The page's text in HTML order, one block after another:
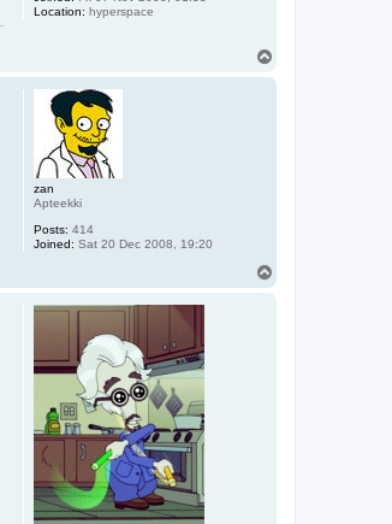
Location: hyperspace
zan
Apteekki
Posts: 414
Joined: Sat 20 Dec 2008, 19:20